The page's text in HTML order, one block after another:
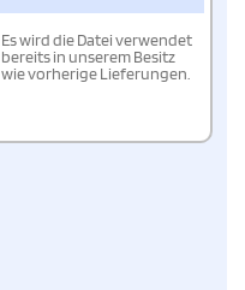
Es wird die Datei verwendet
bereits in unserem Besitz
wie vorherige Lieferungen.